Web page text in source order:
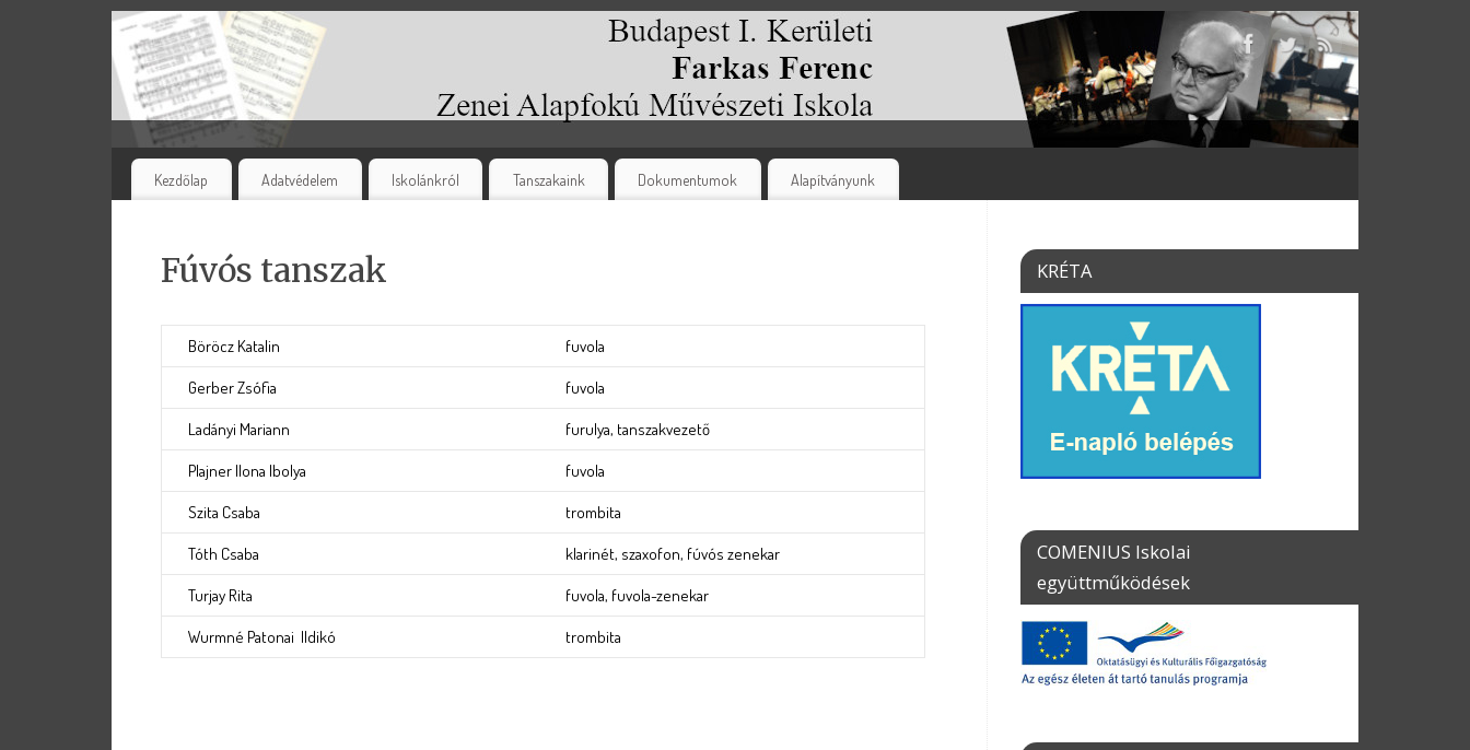
Kezdőlap Adatvédelem Iskolánkról Tanszakaink Dokumentumok Alapítványunk
Fúvós tanszak
Böröcz Katalin
fuvola
Gerber Zsófia
fuvola
Ladányi Mariann
furulya, tanszakvezető
Plajner Ilona Ibolya
fuvola
Szita Csaba
trombita
Tóth Csaba
klarinét, szaxofon, fúvós zenekar
Turjay Rita
fuvola, fuvola-zenekar
Wurmné Patonai Ildikó
trombita
KRÉTA
COMENIUS Iskolai
együttműködések